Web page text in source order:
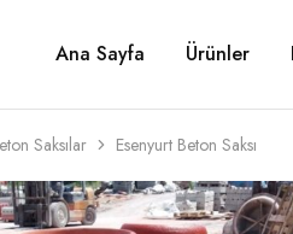
Ana Sayfa Ürünler
Saksılar Esenyurt Beton Saksı